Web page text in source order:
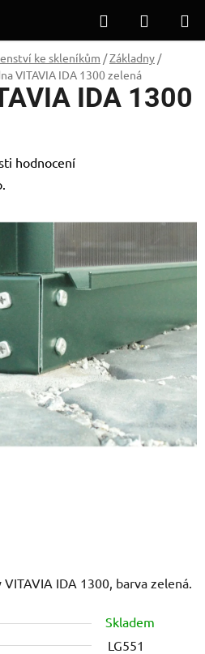
Hledat
KOŠÍK
ke skleníkům /Základny /
VITAVIA IDA 1300 zelená
IDA 1300, barva zelená.
Skladem
LG551
IDA 1300
hodnocení